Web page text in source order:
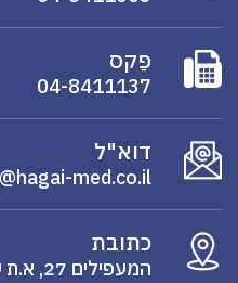
פַקס
04-8411137
דוא"ל
med.co.il
כתובת
המעפילים 27, א.ת עיר גנים .ת.ד 413, קרית אתא